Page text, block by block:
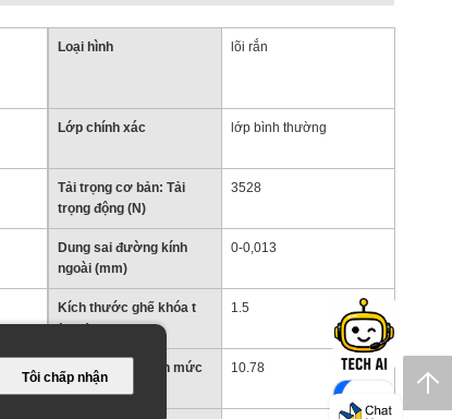
Loại hình lõi rắn
Lớp chính xác lớp bình thường
Tải trọng cơ bản: Tải
trọng động (N)
3528
Dung sai đường kính
ngoài (mm)
0-0,013
Kích thước ghế khóa t
(mm)
1.5
Mô men xoắn định mức
tĩnh cơ bản (Nm)
10.78
Tôi chấp nhận